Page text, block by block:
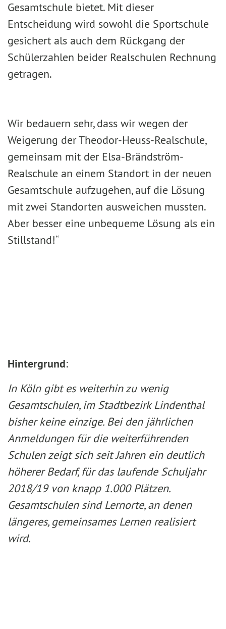
Gesamtschule bietet. Mit dieser
Entscheidung wird sowohl die Sportschule
gesichert als auch dem Rückgang der
Schülerzahlen beider Realschulen Rechnung
getragen.
Wir bedauern sehr, dass wir wegen der
Weigerung der Theodor-Heuss-Realschule,
gemeinsam mit der Elsa-Brändström-
Realschule an einem Standort in der neuen
Gesamtschule aufzugehen, auf die Lösung
mit zwei Standorten ausweichen mussten.
Aber besser eine unbequeme Lösung als ein
Stillstand!“
Hintergrund:
In Köln gibt es weiterhin zu wenig
Gesamtschulen, im Stadtbezirk Lindenthal
bisher keine einzige. Bei den jährlichen
Anmeldungen für die weiterführenden
Schulen zeigt sich seit Jahren ein deutlich
höherer Bedarf, für das laufende Schuljahr
2018/19 von knapp 1.000 Plätzen.
Gesamtschulen sind Lernorte, an denen
längeres, gemeinsames Lernen realisiert
wird.